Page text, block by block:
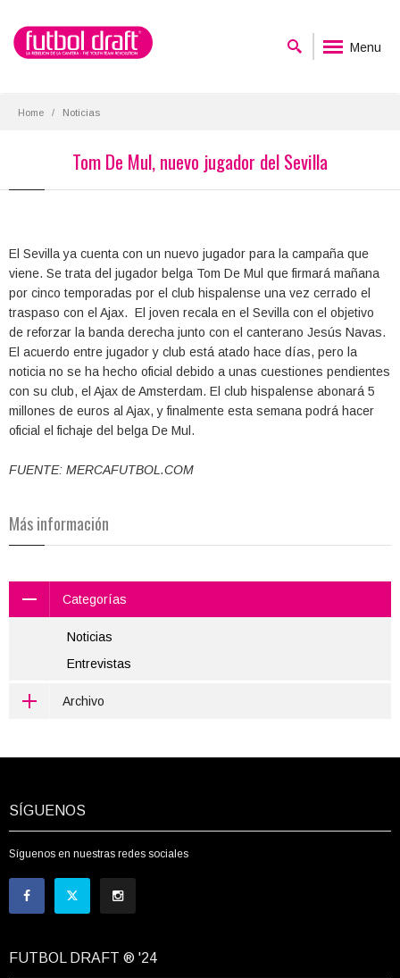
Menu
Home Noticias
Tom De Mul, nuevo jugador del Sevilla
El Sevilla ya cuenta con un nuevo jugador para la campaña que
viene. Se trata del jugador belga Tom De Mul que firmará mañana
por cinco temporadas por el club hispalense una vez cerrado el
traspaso con el Ajax. El joven recala en el Sevilla con el objetivo
de reforzar la banda derecha junto con el canterano Jesús Navas.
El acuerdo entre jugador y club está atado hace días, pero la
noticia no se ha hecho oficial debido a unas cuestiones pendientes
con su club, el Ajax de Amsterdam. El club hispalense abonará 5
millones de euros al Ajax, y finalmente esta semana podrá hacer
oficial el fichaje del belga De Mul.
FUENTE: MERCAFUTBOL.COM
Más información
Categorías
Noticias
Entrevistas
Archivo
SÍGUENOS
Síguenos en nuestras redes sociales
FUTBOL DRAFT ® '24